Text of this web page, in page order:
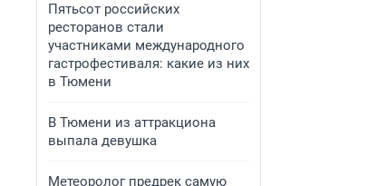
Пятьсот российских
ресторанов стали
участниками международного
гастрофестиваля: какие из них
в Тюмени
В Тюмени из аттракциона
выпала девушка
Метеоролог предрек самую